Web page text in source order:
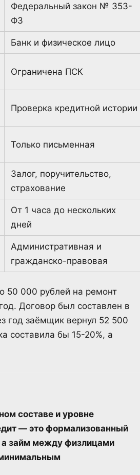
Федеральный закон № 353-
ФЗ
Банк и физическое лицо
Ограничена ПСК
Проверка кредитной истории
Только письменная
Залог, поручительство,
страхование
От 1 часа до нескольких
дней
Административная и
гражданско-правовая
50 000 рублей на ремонт
Договор был составлен в
год заёмщик вернул 52 500
составила бы 15-20%, а
составе и уровне
— это формализованный
а займ между физлицами